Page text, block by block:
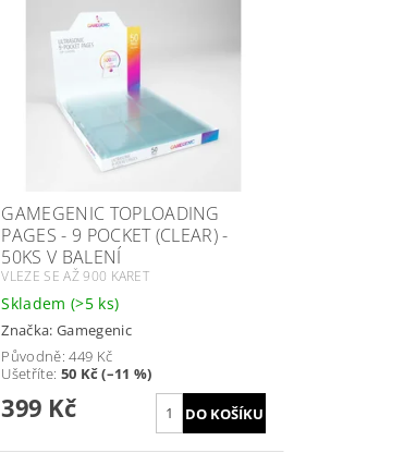
GAMEGENIC TOPLOADING
PAGES - 9 POCKET (CLEAR) -
50KS V BALENÍ
VLEZE SE AŽ 900 KARET
Skladem (>5 ks)
Značka: Gamegenic
Původně:449 Kč
Ušetříte: 50 Kč (–11 %)
399 Kč